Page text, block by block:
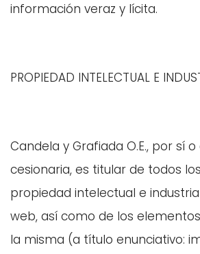
información veraz y lícita.
PROPIEDAD INTELECTUAL E
Candela y Grafiada O.E., por sí
cesionaria, es titular de todos
propiedad intelectual e
web, así como de los
la misma (a título enunciativo: